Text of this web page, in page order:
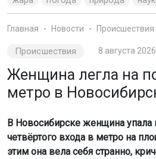
Главная Новости Происшествия
Происшествия 8 августа
Женщина легла на
метро в
В Новосибирске женщина упала
четвёртого входа в метро на
этим она вела себя странно,